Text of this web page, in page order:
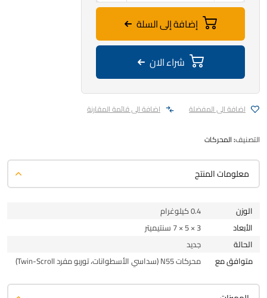
إضافة إلى السلة
شراء الان
اضافة الى المفضلة اضافة الى قائمة المقارنة
التصنيف:المحركات
معلومات المنتج
الوزن
0.4 كيلوغرام
الأبعاد
3 × 5 × 7 سنتيميتر
الحالة
جديد
متوافق مع
محركات N55 (سداسي الأسطوانات، توربو مفرد Twin-Scroll)